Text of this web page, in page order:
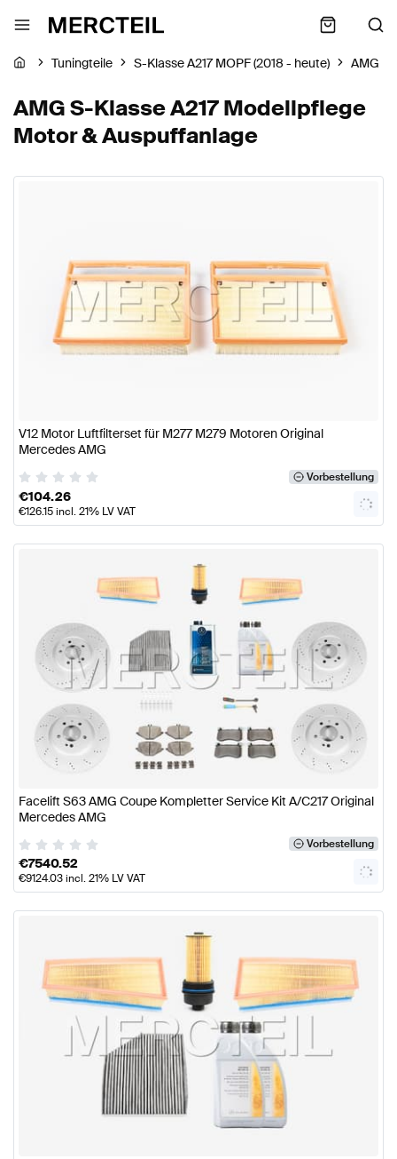
Tuningteile S-Klasse A217 MOPF (2018 - heute) AMG
AMG S-Klasse A217 Modellpflege
Motor & Auspuffanlage
V12 Motor Luftfilterset für M277 M279 Motoren Original
Mercedes AMG
Vorbestellung
€104.26
€126.15incl. 21% LV VAT
Facelift S63 AMG Coupe Kompletter Service Kit A/C217 Original
Mercedes AMG
Vorbestellung
€7540.52
€9124.03incl. 21% LV VAT